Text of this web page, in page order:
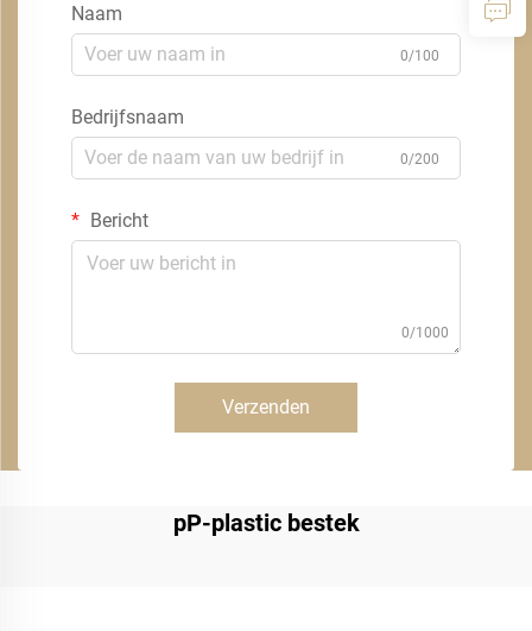
Naam
0/100
Bedrijfsnaam
0/200
Bericht
0/1000
Verzenden
pP-plastic bestek